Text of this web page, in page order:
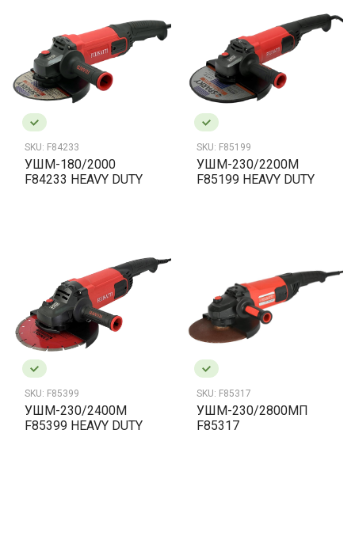
SKU: F84233
УШМ-180/2000
F84233 HEAVY DUTY
SKU: F85199
УШМ-230/2200М
F85199 HEAVY DUTY
SKU: F85399
УШМ-230/2400М
F85399 HEAVY DUTY
SKU: F85317
УШМ-230/2800MП
F85317